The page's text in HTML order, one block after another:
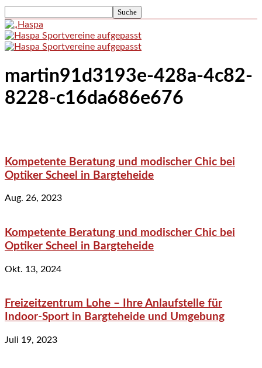
martin91d3193e-428a-4c82-
8228-c16da686e676
Kompetente Beratung und modischer Chic bei
Optiker Scheel in Bargteheide
Aug. 26, 2023
Kompetente Beratung und modischer Chic bei
Optiker Scheel in Bargteheide
Okt. 13, 2024
Freizeitzentrum Lohe – Ihre Anlaufstelle für
Indoor-Sport in Bargteheide und Umgebung
Juli 19, 2023